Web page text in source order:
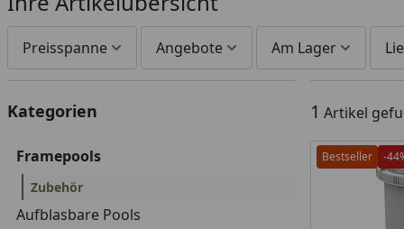
Preisspanne Angebote Am Lager
Kategorien
Framepools
Zubehör
Aufblasbare Pools
1 Artikel
Bestseller -